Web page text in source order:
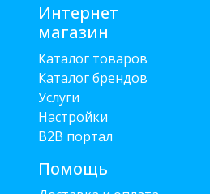
Интернет
магазин
Каталог товаров
Каталог брендов
Услуги
Настройки
B2B портал
Помощь